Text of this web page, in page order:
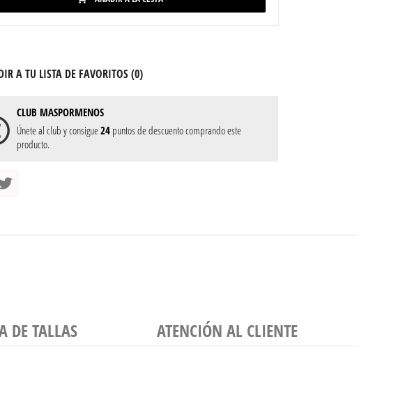
A TU LISTA DE FAVORITOS (0)
CLUB MASPORMENOS
Únete al club y consigue24puntos de descuento comprando este
producto.
DE TALLAS ATENCIÓN AL CLIENTE